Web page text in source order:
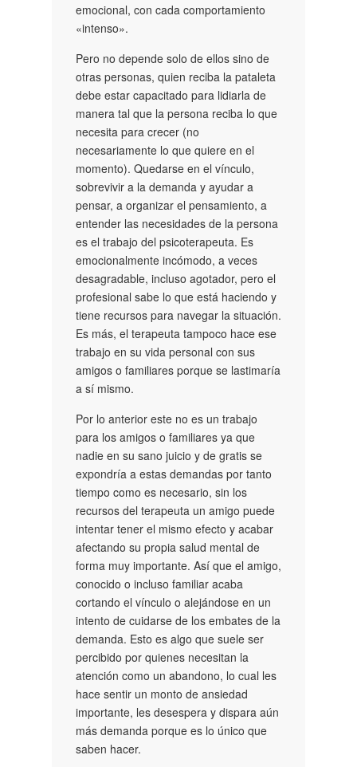
emocional, con cada comportamiento
«intenso».
Pero no depende solo de ellos sino de
otras personas, quien reciba la pataleta
debe estar capacitado para lidiarla de
manera tal que la persona reciba lo que
necesita para crecer (no
necesariamente lo que quiere en el
momento). Quedarse en el vínculo,
sobrevivir a la demanda y ayudar a
pensar, a organizar el pensamiento, a
entender las necesidades de la persona
es el trabajo del psicoterapeuta. Es
emocionalmente incómodo, a veces
desagradable, incluso agotador, pero el
profesional sabe lo que está haciendo y
tiene recursos para navegar la situación.
Es más, el terapeuta tampoco hace ese
trabajo en su vida personal con sus
amigos o familiares porque se lastimaría
a sí mismo.
Por lo anterior este no es un trabajo
para los amigos o familiares ya que
nadie en su sano juicio y de gratis se
expondría a estas demandas por tanto
tiempo como es necesario, sin los
recursos del terapeuta un amigo puede
intentar tener el mismo efecto y acabar
afectando su propia salud mental de
forma muy importante. Así que el amigo,
conocido o incluso familiar acaba
cortando el vínculo o alejándose en un
intento de cuidarse de los embates de la
demanda. Esto es algo que suele ser
percibido por quienes necesitan la
atención como un abandono, lo cual les
hace sentir un monto de ansiedad
importante, les desespera y dispara aún
más demanda porque es lo único que
saben hacer.